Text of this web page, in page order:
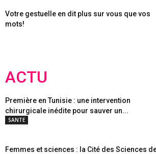
Votre gestuelle en dit plus sur vous que vos
mots!
ACTU
Première en Tunisie : une intervention
chirurgicale inédite pour sauver un...
SANTE
Femmes et sciences : la Cité des Sciences